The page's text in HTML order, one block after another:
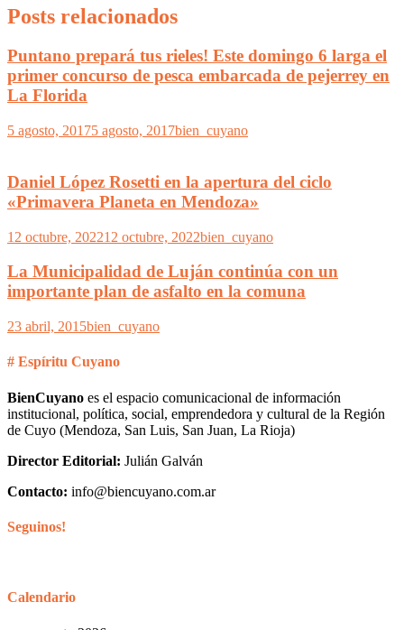
Posts relacionados
Puntano prepará tus rieles! Este domingo 6 larga el
primer concurso de pesca embarcada de pejerrey en
La Florida
5 agosto, 20175 agosto, 2017bien_cuyano
Daniel López Rosetti en la apertura del ciclo
«Primavera Planeta en Mendoza»
12 octubre, 202212 octubre, 2022bien_cuyano
La Municipalidad de Luján continúa con un
importante plan de asfalto en la comuna
23 abril, 2015bien_cuyano
# Espíritu Cuyano
BienCuyano es el espacio comunicacional de información
institucional, política, social, emprendedora y cultural de la Región
de Cuyo (Mendoza, San Luis, San Juan, La Rioja)
Director Editorial: Julián Galván
Contacto: info@biencuyano.com.ar
Seguinos!
Calendario